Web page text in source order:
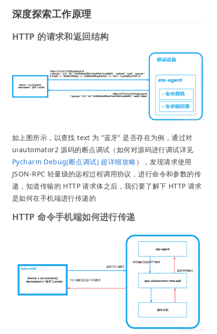
深度探索工作原理
​HTTP 的请求和返回结构
如上图所示，以查找 text 为 “蓝牙” 是否存在为例，通过对
uiautomator2 源码的断点调试（如何对源码进行调试详见
Pycharm Debug(断点调试) 超详细攻略），发现请求使用
JSON-RPC 轻量级的远程过程调用协议，进行命令和参数的传
递，知道传输的 HTTP 请求体之后，我们要了解下 HTTP 请求
是如何在手机端进行传递的
HTTP 命令手机端如何进行传递